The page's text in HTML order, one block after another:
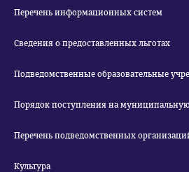
Перечень информационных систем
Сведения о предоставленных льготах
Подведомственные образовательные
Порядок поступления на
Перечень подведомственных
Культура